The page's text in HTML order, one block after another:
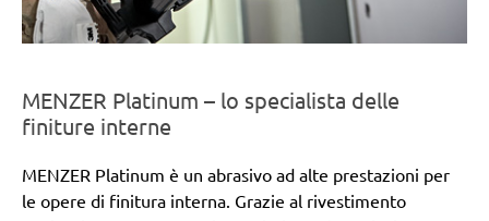
MENZER Platinum – lo specialista delle
finiture interne
MENZER Platinum è un abrasivo ad alte prestazioni per
le opere di finitura interna. Grazie al rivestimento